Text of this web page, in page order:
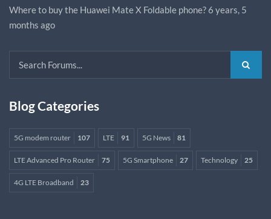
Where to buy the Huawei Mate X Foldable phone? 6 years, 5
months ago
Blog Categories
5G modem router 107 LTE 91 5G News 81
LTE Advanced Pro Router 75 5G Smartphone 27 Technology 25
4G LTE Broadband 23